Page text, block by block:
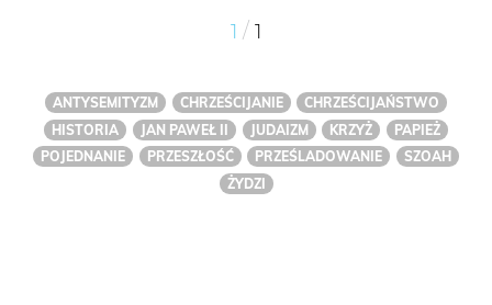
1 / 1
ANTYSEMITYZM CHRZEŚCIJANIE
CHRZEŚCIJAŃSTWO
HISTORIA
JAN PAWEŁ II JUDAIZM KRZYŻ
PAPIEŻ
POJEDNANIE
PRZESZŁOŚĆ PRZEŚLADOWANIE
SZOAH
ŻYDZI